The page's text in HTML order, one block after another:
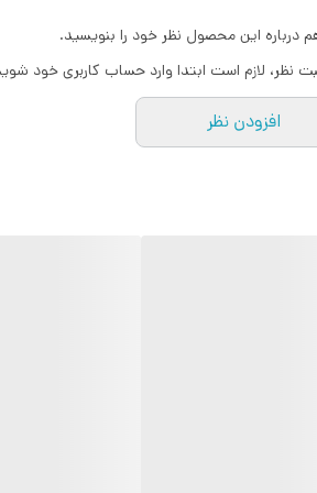
درباره این محصول نظر خود را بنویسید.
نظر، لازم است ابتدا وارد حساب کاربری خود
افزودن نظر